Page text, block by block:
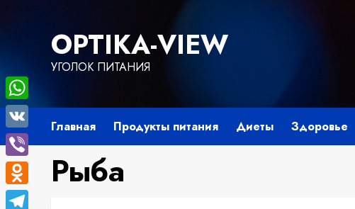
содержимомуOPTIKA-VIEW
УГОЛОК ПИТАНИЯ
Главная Продукты питания Диеты Здоровье
Рыба
WhatsApp
VK
Viber
Odnoklassniki